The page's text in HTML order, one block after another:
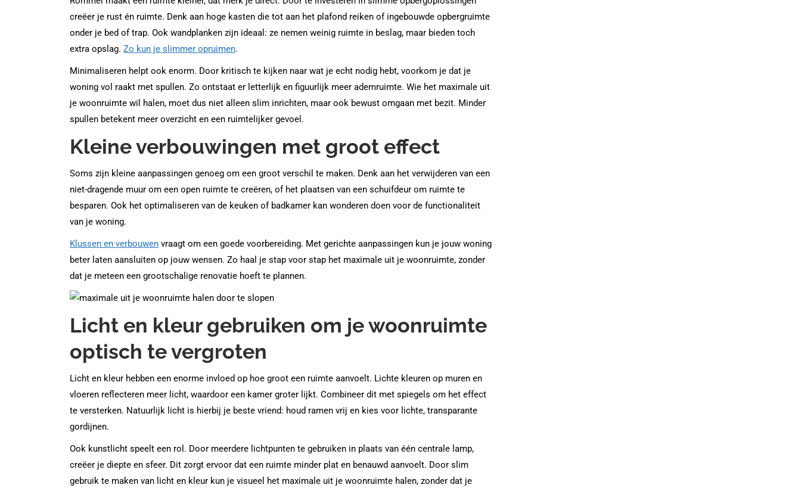
creëer je rust én ruimte. Denk aan hoge kasten die tot aan het plafond reiken of ingebouwde opbergruimte
onder je bed of trap. Ook wandplanken zijn ideaal: ze nemen weinig ruimte in beslag, maar bieden toch
extra opslag. Zo kun je slimmer opruimen.
Minimaliseren helpt ook enorm. Door kritisch te kijken naar wat je echt nodig hebt, voorkom je dat je
woning vol raakt met spullen. Zo ontstaat er letterlijk en figuurlijk meer ademruimte. Wie het maximale uit
je woonruimte wil halen, moet dus niet alleen slim inrichten, maar ook bewust omgaan met bezit. Minder
spullen betekent meer overzicht en een ruimtelijker gevoel.
Kleine verbouwingen met groot effect
Soms zijn kleine aanpassingen genoeg om een groot verschil te maken. Denk aan het verwijderen van een
niet-dragende muur om een open ruimte te creëren, of het plaatsen van een schuifdeur om ruimte te
besparen. Ook het optimaliseren van de keuken of badkamer kan wonderen doen voor de functionaliteit
van je woning.
Klussen en verbouwen vraagt om een goede voorbereiding. Met gerichte aanpassingen kun je jouw woning
beter laten aansluiten op jouw wensen. Zo haal je stap voor stap het maximale uit je woonruimte, zonder
dat je meteen een grootschalige renovatie hoeft te plannen.
Licht en kleur gebruiken om je woonruimte
optisch te vergroten
Licht en kleur hebben een enorme invloed op hoe groot een ruimte aanvoelt. Lichte kleuren op muren en
vloeren reflecteren meer licht, waardoor een kamer groter lijkt. Combineer dit met spiegels om het effect
te versterken. Natuurlijk licht is hierbij je beste vriend: houd ramen vrij en kies voor lichte, transparante
gordijnen.
Ook kunstlicht speelt een rol. Door meerdere lichtpunten te gebruiken in plaats van één centrale lamp,
creëer je diepte en sfeer. Dit zorgt ervoor dat een ruimte minder plat en benauwd aanvoelt. Door slim
gebruik te maken van licht en kleur kun je visueel het maximale uit je woonruimte halen, zonder dat je